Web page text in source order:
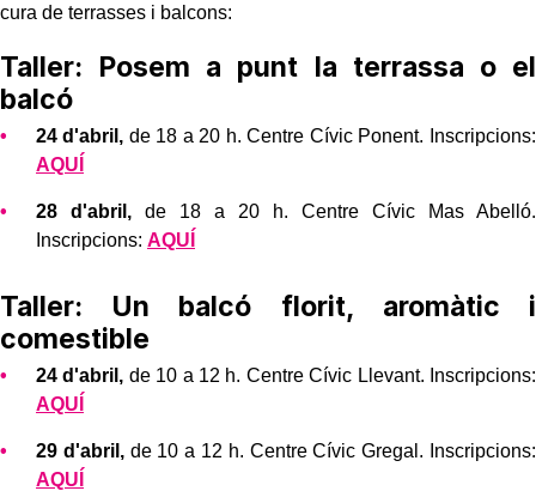
cura de terrasses i balcons:
Taller: Posem a punt la terrassa o el
balcó
24 d'abril, de 18 a 20 h. Centre Cívic Ponent. Inscripcions:
AQUÍ
28 d'abril, de 18 a 20 h. Centre Cívic Mas Abelló.
Inscripcions: AQUÍ
Taller: Un balcó florit, aromàtic i
comestible
24 d'abril, de 10 a 12 h. Centre Cívic Llevant. Inscripcions:
AQUÍ
29 d'abril,de 10 a 12 h. Centre Cívic Gregal. Inscripcions:
AQUÍ